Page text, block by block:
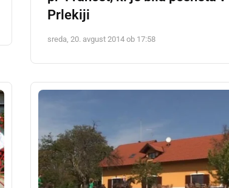
Prlekiji
sreda, 20. avgust 2014 ob 17:58